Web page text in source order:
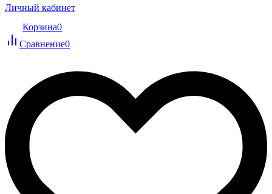
Личный кабинет
Корзина0
Сравнение0